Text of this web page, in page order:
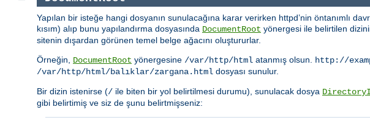
Yapılan bir isteğe hangi dosyanın sunulacağına karar verirken httpd’nin öntanımlı
kısım) alıp bunu yapılandırma dosyasında DocumentRoot yönergesi ile belirtilen
sitenin dışardan görünen temel belge ağacını oluştururlar.
Örneğin, DocumentRoot yönergesine /var/http/html atanmış olsun. http://
/var/http/html/balıklar/zargana.html dosyası sunulur.
Bir dizin istenirse (/ ile biten bir yol belirtilmesi durumu), sunulacak dosya
gibi belirtimiş ve siz de şunu belirtmişseniz: